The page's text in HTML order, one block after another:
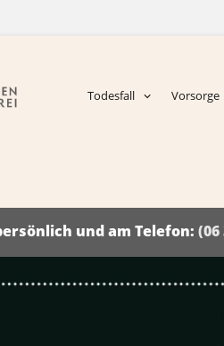
Todesfall Vorsorge
und am Telefon: (06